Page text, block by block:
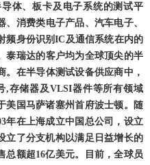
体、板卡及电子系统的测试平
消费类电子产品、汽车电子、
频身份识别IC 及通信系统在内的
泰瑞达的客户均为全球顶尖的半
在半导体测试设备供应商中，
,存储器及VLSI器件等所有领域
美国马萨诸塞州首府波士顿。随
年在上海成立中国总公司，设立
立了分支机构以满足日益增长的
总额超16亿美元。目前，全球员